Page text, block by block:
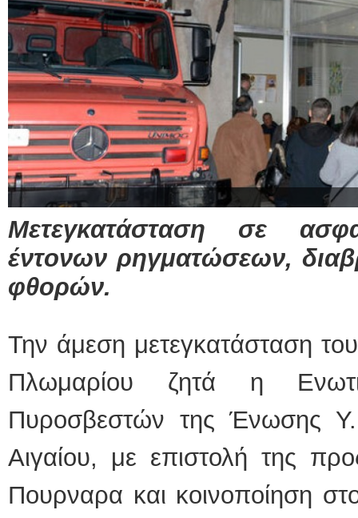
Μετεγκατάσταση σε
έντονων ρηγματώσεων,
φθορών.
Την άμεση μετεγκατάσταση
Πλωμαρίου ζητά η
Πυροσβεστών της Ένωσης
Αιγαίου, με επιστολή της
Πουρναρα και κοινοποίηση
ΕΙΔΙΚΟΣ